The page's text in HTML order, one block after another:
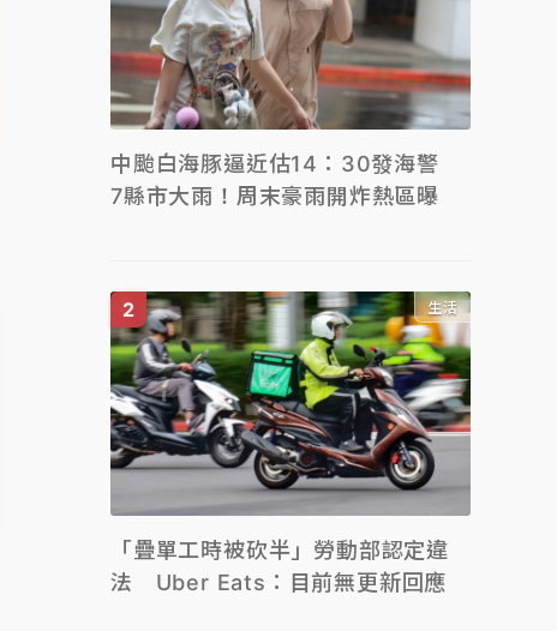
中颱白海豚逼近估14：30發海警
7縣市大雨！周末豪雨開炸熱區曝
生活
「疊單工時被砍半」勞動部認定違
法 Uber Eats：目前無更新回應